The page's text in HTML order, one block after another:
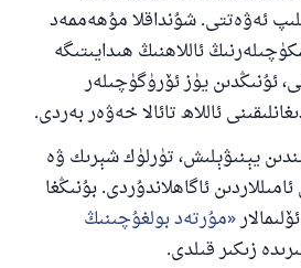
ئەۋەتتى. شۇنداقلا مۇھەممەد
ئاللاھنىڭ ھىدايىتىگە
ئۇنىڭدىن يۈز ئۆرۈگۈچىلەر
ئاللاھ تائالا خەۋەر بەردى.
يېنىۋېلىش، تۈرلۈك شېرىك ۋە
ئاگاھلاندۇردى. بۇنىڭغا
مۇرتەد بولغۇچىنىڭ
زىكىر قىلدى.